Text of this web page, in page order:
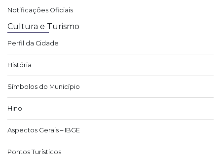
Notificações Oficiais
Cultura e Turismo
Perfil da Cidade
História
Símbolos do Município
Hino
Aspectos Gerais – IBGE
Pontos Turísticos